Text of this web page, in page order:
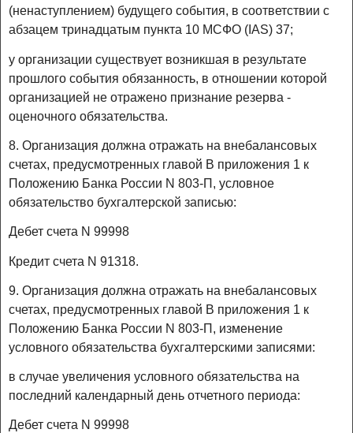
(ненаступлением) будущего события, в соответствии с
абзацем тринадцатым пункта 10 МСФО (IAS) 37;
у организации существует возникшая в результате
прошлого события обязанность, в отношении которой
организацией не отражено признание резерва -
оценочного обязательства.
8. Организация должна отражать на внебалансовых
счетах, предусмотренных главой В приложения 1 к
Положению Банка России N 803-П, условное
обязательство бухгалтерской записью:
Дебет счета N 99998
Кредит счета N 91318.
9. Организация должна отражать на внебалансовых
счетах, предусмотренных главой В приложения 1 к
Положению Банка России N 803-П, изменение
условного обязательства бухгалтерскими записями:
в случае увеличения условного обязательства на
последний календарный день отчетного периода:
Дебет счета N 99998